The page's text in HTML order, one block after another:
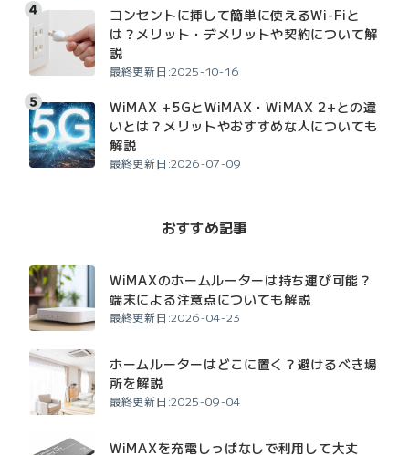
コンセントに挿して簡単に使えるWi-Fiと
は？メリット・デメリットや契約について解
説
最終更新日:2025-10-16
WiMAX +5GとWiMAX・WiMAX 2+との違
いとは？メリットやおすすめな人についても
解説
最終更新日:2026-07-09
おすすめ記事
WiMAXのホームルーターは持ち運び可能？
端末による注意点についても解説
最終更新日:2026-04-23
ホームルーターはどこに置く？避けるべき場
所を解説
最終更新日:2025-09-04
WiMAXを充電しっぱなしで利用して大丈